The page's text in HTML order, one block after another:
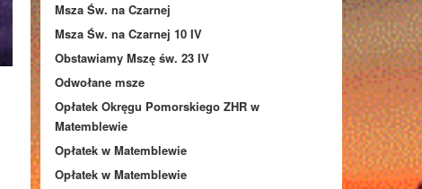
Msza Św. na Czarnej
Msza Św. na Czarnej 10 IV
Obstawiamy Mszę św. 23 IV
Odwołane msze
Opłatek Okręgu Pomorskiego ZHR w
Matemblewie
Opłatek w Matemblewie
Opłatek w Matemblewie